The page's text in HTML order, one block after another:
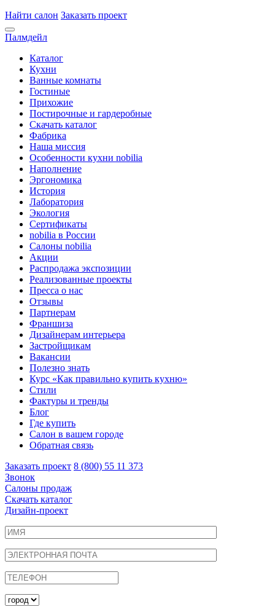
Найти салон Заказать проект
Палмдейл
Каталог
Кухни
Ванные комнаты
Гостиные
Прихожие
Постирочные и гардеробные
Скачать каталог
Фабрика
Наша миссия
Особенности кухни nobilia
Наполнение
Эргономика
История
Лаборатория
Экология
Сертификаты
nobilia в России
Салоны nobilia
Акции
Распродажа экспозиции
Реализованные проекты
Пресса о нас
Отзывы
Партнерам
Франшиза
Дизайнерам интерьера
Застройщикам
Вакансии
Полезно знать
Курс «Как правильно купить кухню»
Cтили
Фактуры и тренды
Блог
Где купить
Салон в вашем городе
Обратная связь
Заказать проект 8 (800) 55 11 373
Звонок
Салоны продаж
Скачать каталог
Дизайн-проект